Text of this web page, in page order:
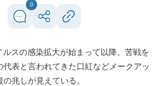
0
スの感染拡大が始まって以降、苦戦を
代表と言われてきた口紅などメークアッ
兆しが見えている。